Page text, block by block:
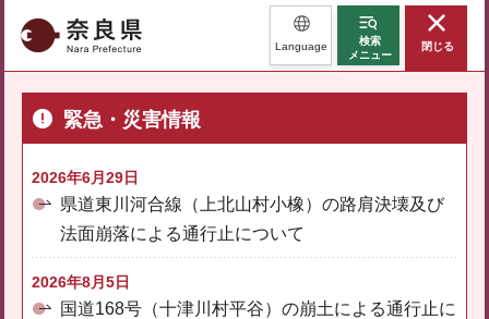
奈良県 Language
検索
メニュー
閉じる
緊急・災害情報
2026年6月29日
県道東川河合線（上北山村小橡）の路肩決壊及び
法面崩落による通行止について
2026年8月5日
国道168号（十津川村平谷）の崩土による通行止に